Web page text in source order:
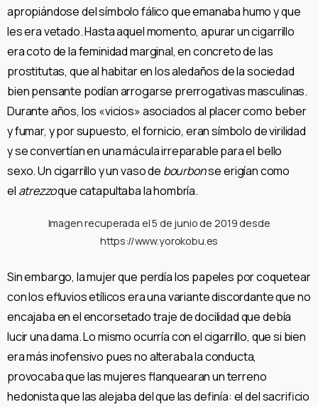
apropiándose del símbolo fálico que emanaba humo y que
les era vetado. Hasta aquel momento, apurar un cigarrillo
era coto de la feminidad marginal, en concreto de las
prostitutas, que al habitar en los aledaños de la sociedad
bien pensante podían arrogarse prerrogativas masculinas.
Durante años, los «vicios» asociados al placer como beber
y fumar, y por supuesto, el fornicio, eran símbolo de virilidad
y se convertían en una mácula irreparable para el bello
sexo. Un cigarrillo y un vaso de bourbonse erigían como
el atrezzoque catapultaba la hombría.
Imagen recuperada el 5 de junio de 2019 desde
https://www.yorokobu.es
Sin embargo, la mujer que perdía los papeles por coquetear
con los efluvios etílicos era una variante discordante que no
encajaba en el encorsetado traje de docilidad que debía
lucir una dama. Lo mismo ocurría con el cigarrillo, que si bien
era más inofensivo pues no alteraba la conducta,
provocaba que las mujeres flanquearan un terreno
hedonista que las alejaba del que las definía: el del sacrificio